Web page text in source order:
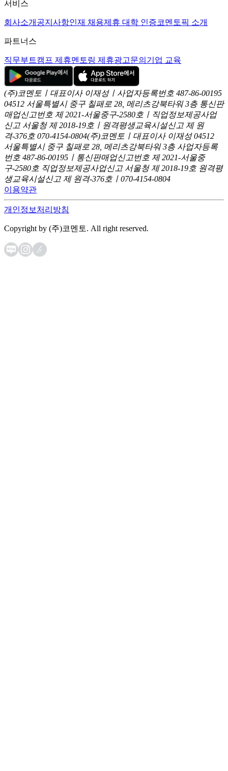
서비스
회사소개 공지사항인재 채용제휴 대학 인증코멘토픽 소개
파트너스
직무부트캠프 제휴멘토링 제휴광고문의 기업 교육
(주)코멘토ㅣ대표이사 이재성ㅣ사업자등록번호 487-86-00195
04512 서울특별시 중구 칠패로 28, 메리츠강북타워 3층 통신판
매업신고번호 제 2021-서울중구-2580호ㅣ직업정보제공사업
신고 서울청 제 2018-19호ㅣ원격평생교육시설신고 제 원
격-376호 070-4154-0804(주)코멘토ㅣ대표이사 이재성 04512
서울특별시 중구 칠패로 28, 메리츠강북타워 3층 사업자등록
번호 487-86-00195ㅣ통신판매업신고번호 제 2021-서울중
구-2580호 직업정보제공사업신고 서울청 제 2018-19호 원격평
생교육시설신고 제 원격-376호ㅣ070-4154-0804
이용약관
개인정보처리방침
Copyright by (주)코멘토. All right reserved.